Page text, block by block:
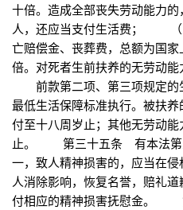
十倍。造成全部丧失劳动能力
人，还应当支付生活费； （
亡赔偿金、丧葬费，总额为国
倍。对死者生前扶养的无劳动能
前款第二项、第三项规定的
最低生活保障标准执行。被扶
付至十八周岁止；其他无劳动
止。 第三十五条 有本法第
一，致人精神损害的，应当在
人消除影响，恢复名誉，赔礼
付相应的精神损害抚慰金。